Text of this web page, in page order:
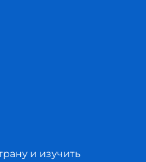
и изучить